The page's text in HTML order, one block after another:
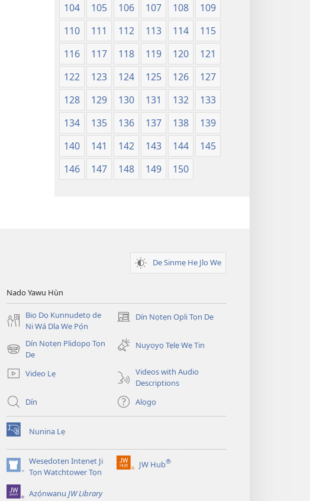
104
105 106 107 108
109
110
111 112 113 114
115
116
117 118 119 120
121
122
123 124 125 126
127
128
129 130 131 132
133
134
135 136 137 138
139
140
141 142 143 144
145
146
147 148 149 150
De Sinmẹ He Jlo We
Nado Yawu Hùn
Biọ Dọ Kunnudetọ de
Ni Wá Dla We Pọ́n
Dín Nọtẹn Opli Tọn De
(opens
window)
Dín Nọtẹn Plidopọ Tọn
De
(opens
window)
Nuyọyọ Tẹlẹ Wẹ Tin
Video Lẹ
Videos with Audio
Descriptions
Dín
Alọgọ
Nunina Lẹ
(opens
new
window)Wesẹdotẹn Intẹnẹt Ji
Tọn Watchtower Tọn
(opens
new
window)
JW Hub®
(opens
Azọ́nwanu JW Library